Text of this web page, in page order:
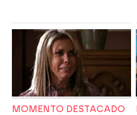
MOMENTO DESTACADO